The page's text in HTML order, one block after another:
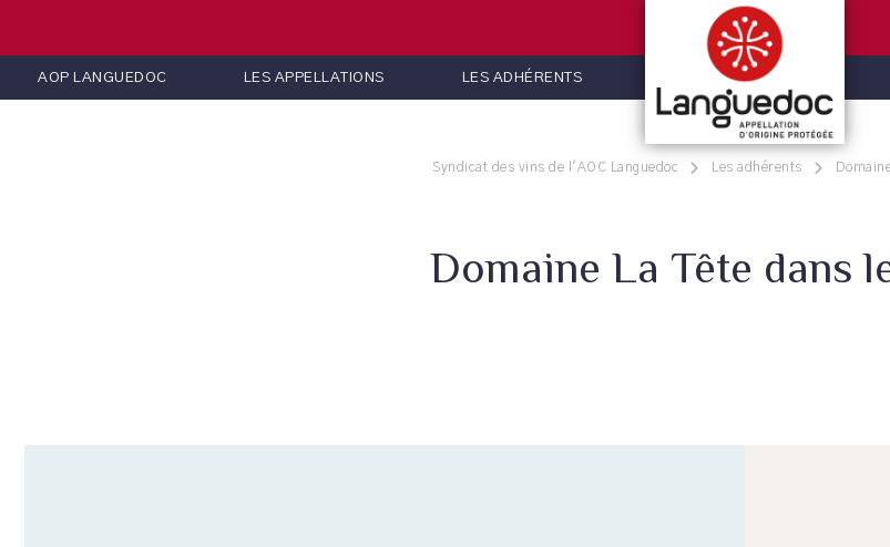
AOP LANGUEDOC LES APPELLATIONS LES ADHÉRENTS
Syndicat des vins de l'AOC Languedoc Les adhérents
Domaine La Tête dans